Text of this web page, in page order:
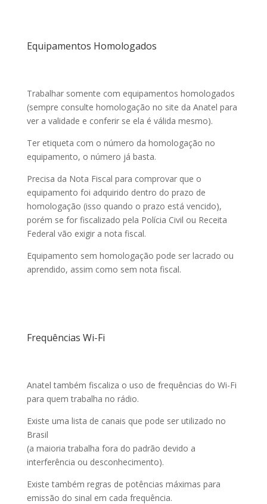
Equipamentos Homologados
Trabalhar somente com equipamentos homologados
(sempre consulte homologação no site da Anatel para
ver a validade e conferir se ela é válida mesmo).
Ter etiqueta com o número da homologação no
equipamento, o número já basta.
Precisa da Nota Fiscal para comprovar que o
equipamento foi adquirido dentro do prazo de
homologação (isso quando o prazo está vencido),
porém se for fiscalizado pela Polícia Civil ou Receita
Federal vão exigir a nota fiscal.
Equipamento sem homologação pode ser lacrado ou
aprendido, assim como sem nota fiscal.
Frequências Wi-Fi
Anatel também fiscaliza o uso de frequências do Wi-Fi
para quem trabalha no rádio.
Existe uma lista de canais que pode ser utilizado no
Brasil
(a maioria trabalha fora do padrão devido a
interferência ou desconhecimento).
Existe também regras de potências máximas para
emissão do sinal em cada frequência.